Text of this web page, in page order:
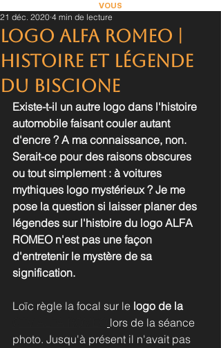
VOUS
LOGO ALFA ROMEO |
Histoire et Légende
du Biscione
21 déc. 2020 4 min de lecture
Existe-t-il un autre logo dans l'histoire
automobile faisant couler autant
d'encre ? A ma connaissance, non.
Serait-ce pour des raisons obscures
ou tout simplement : à voitures
mythiques logo mystérieux ? Je me
pose la question si laisser planer des
légendes sur l'histoire du logo ALFA
ROMEO n'est pas une façon
d'entretenir le mystère de sa
signification.
Loïc règle la focal sur le logo de la
lors de la séance
photo. Jusqu'à présent il n'avait pas